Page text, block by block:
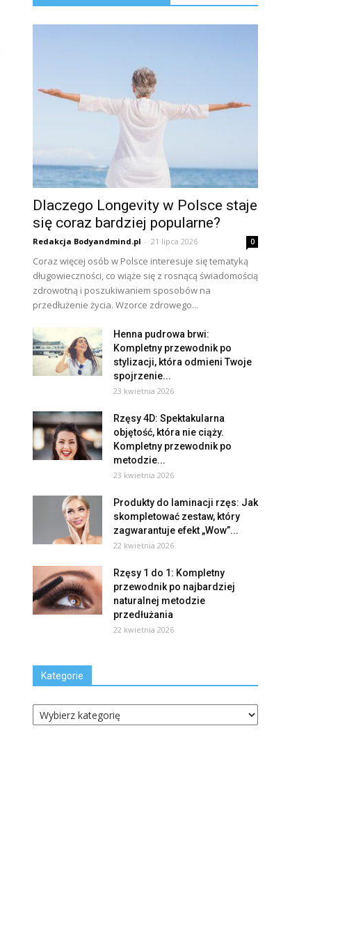
Dlaczego Longevity w Polsce staje
się coraz bardziej popularne?
Redakcja Bodyandmind.pl - 21 lipca 2026 0
Coraz więcej osób w Polsce interesuje się tematyką
długowieczności, co wiąże się z rosnącą świadomością
zdrowotną i poszukiwaniem sposobów na
przedłużenie życia. Wzorce zdrowego...
Henna pudrowa brwi:
Kompletny przewodnik po
stylizacji, która odmieni Twoje
spojrzenie...
23 kwietnia 2026
Rzęsy 4D: Spektakularna
objętość, która nie ciąży.
Kompletny przewodnik po
metodzie...
23 kwietnia 2026
Produkty do laminacji rzęs: Jak
skompletować zestaw, który
zagwarantuje efekt „Wow”...
22 kwietnia 2026
Rzęsy 1 do 1: Kompletny
przewodnik po najbardziej
naturalnej metodzie
przedłużania
22 kwietnia 2026
Kategorie
Kategorie